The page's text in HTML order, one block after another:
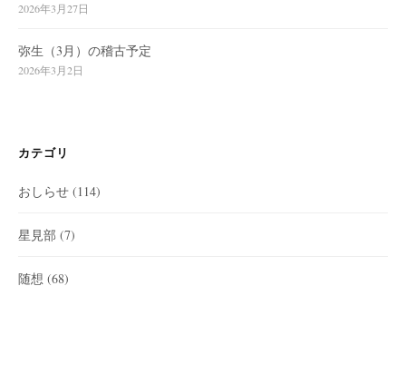
2026年3月27日
弥生（3月）の稽古予定
2026年3月2日
カテゴリ
おしらせ (114)
星見部 (7)
随想 (68)